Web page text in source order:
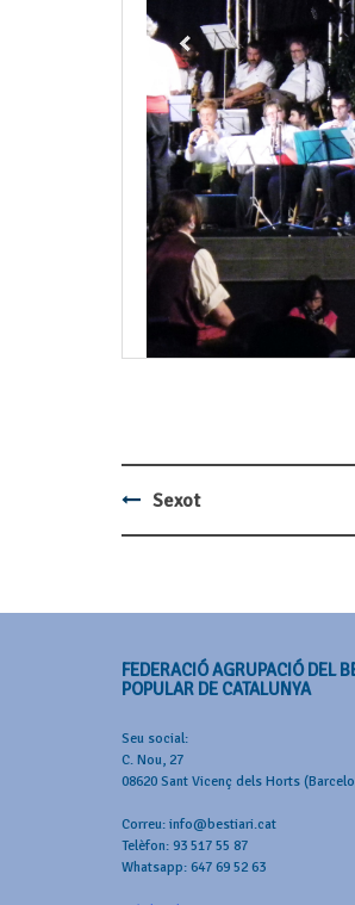
Post
Sexot
FEDERACIÓ AGRUPACIÓ DEL
POPULAR DE CATALUNYA
Seu social:
C. Nou, 27
08620 Sant Vicenç dels Horts
Correu: info@bestiari.cat
Telèfon: 93 517 55 87
Whatsapp: 647 69 52 63